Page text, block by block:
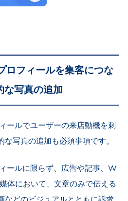
ロフィールを集客につな
写真の追加
ールでユーザーの来店動機を刺
写真の追加も必須事項です。
ールに限らず、広告や記事、W
体において、文章のみで伝える